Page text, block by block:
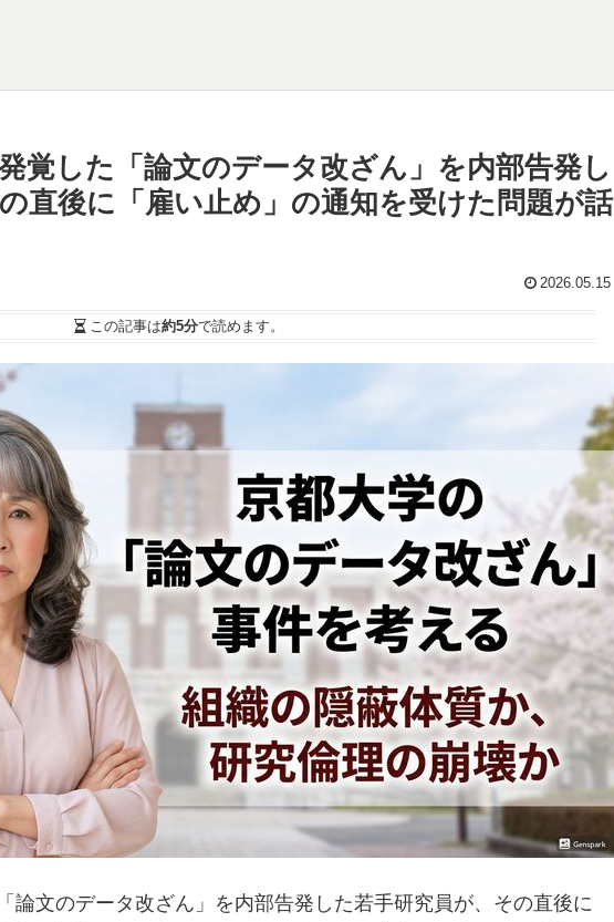
覚した「論文のデータ改ざん」を内部告発し
直後に「雇い止め」の通知を受けた問題が話
2026.05.15
この記事は約5分で読めます。
論文のデータ改ざん」を内部告発した若手研究員が、その直後に